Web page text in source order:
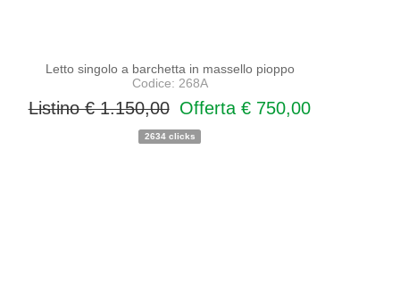
Letto singolo a barchetta in massello pioppo
Codice: 268A
Listino € 1.150,00 Offerta € 750,00
2634 clicks